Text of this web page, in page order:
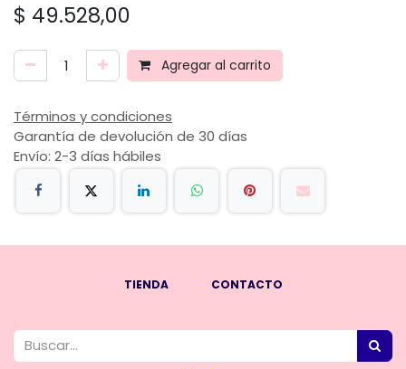
$ 49.528,00
Agregar al carrito
Términos y condiciones
Garantía de devolución de 30 días
Envío: 2-3 días hábiles
TIENDA CONTACTO